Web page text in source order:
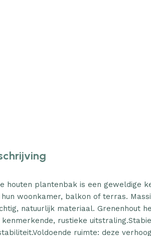
houten plantenbak is een geweldige
hun woonkamer, balkon of terras.
natuurlijk materiaal. Grenenhout
kenmerkende, rustieke
ruimte: deze